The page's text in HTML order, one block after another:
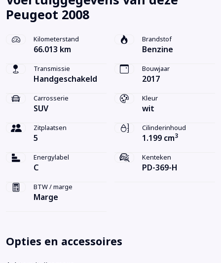
Peugeot 2008
Kilometerstand
66.013 km
Brandstof
Benzine
Transmissie
Handgeschakeld
Bouwjaar
2017
Carrosserie
SUV
Kleur
wit
Zitplaatsen
5
Cilinderinhoud
1.199 cm3
Energylabel
C
Kenteken
PD-369-H
BTW / marge
Marge
Opties en accessoires